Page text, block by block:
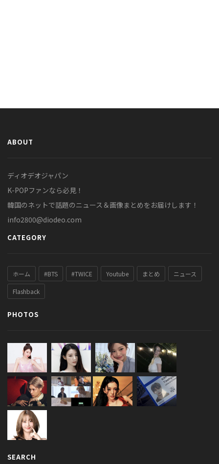
ABOUT
ディオデオジャパン
K-POPファンなら必見！
韓国のネットで話題のニュース＆画像まとめをお届けします！
info2800@diodeo.com
CATEGORY
ホーム #BTS #TWICE Youtube まとめ ニュース
Flashback
PHOTOS
SEARCH